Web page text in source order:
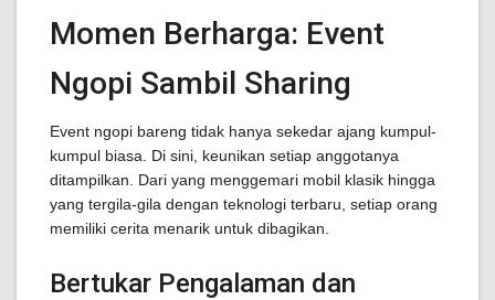
Momen Berharga: Event
Ngopi Sambil Sharing
Event ngopi bareng tidak hanya sekedar ajang kumpul-
kumpul biasa. Di sini, keunikan setiap anggotanya
ditampilkan. Dari yang menggemari mobil klasik hingga
yang tergila-gila dengan teknologi terbaru, setiap orang
memiliki cerita menarik untuk dibagikan.
Bertukar Pengalaman dan